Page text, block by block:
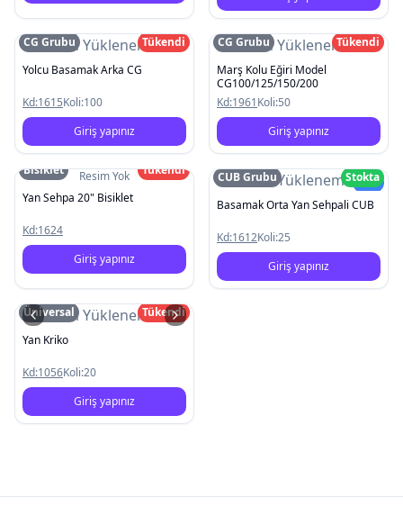
Resim Yüklenemedi
CG Grubu
Tükendi
Yolcu Basamak Arka CG
Kd:1615Koli:100
Giriş yapınız
Resim Yüklenemedi
CG Grubu
Tükendi
Marş Kolu Eğiri Model
CG100/125/150/200
Kd:1961Koli:50
Giriş yapınız
Resim Yok
Bisiklet
Tükendi
Yan Sehpa 20" Bisiklet
Kd:1624
Giriş yapınız
Resim YüklenemediYeni
CUB Grubu
Stokta
Basamak Orta Yan Sehpali CUB
Kd:1612Koli:25
Giriş yapınız
Resim Yüklenemedi
Üniversal
Tükendi
Yan Kriko
Kd:1056Koli:20
Giriş yapınız